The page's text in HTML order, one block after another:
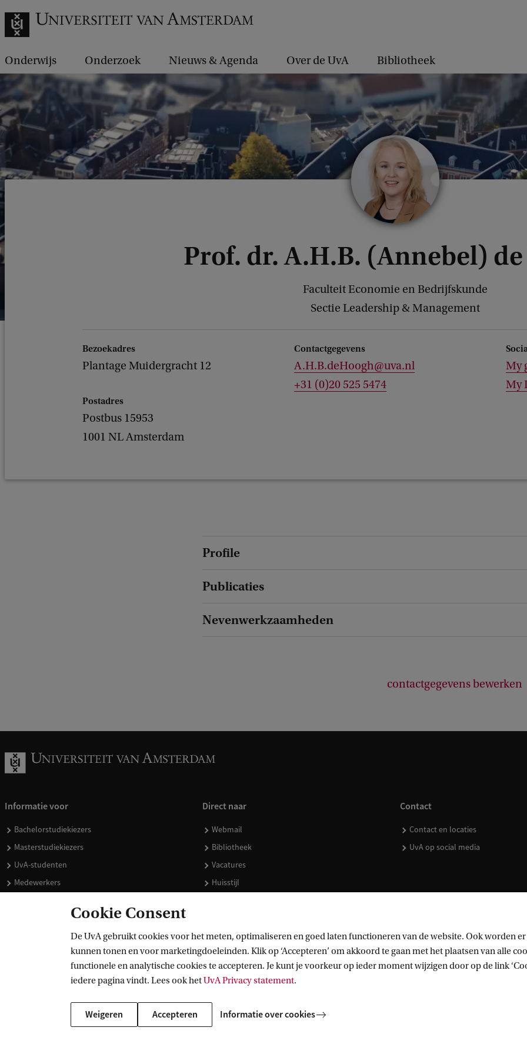
Onderwijs Onderzoek Nieuws & Agenda Over de UvA Bibliotheek
Prof. dr. A.H.B. (Annebel)
Faculteit Economie en Bedrijfskunde
Sectie Leadership & Management
Bezoekadres
Plantage Muidergracht 12
Postadres
Postbus 15953
1001 NL Amsterdam
Contactgegevens
A.H.B.deHoogh@uva.nl
+31 (0)20 525 5474
My
My
Profile
Publicaties
Nevenwerkzaamheden
contactgegevens bewerken
Informatie voor
Bachelorstudiekiezers
Masterstudiekiezers
UvA-studenten
Medewerkers
Schooldecanen en vakdocenten
Direct naar
Webmail
Bibliotheek
Vacatures
Huisstijl
Contact
Contact en locaties
UvA op social media
Cookie Consent
De UvA gebruikt cookies voor het meten, optimaliseren en goed laten functioneren van de website. Ook worden
kunnen tonen en voor marketingdoeleinden. Klik op ‘Accepteren’ om akkoord te gaan met het plaatsen van alle
functionele en analytische cookies te accepteren. Je kunt je voorkeur op ieder moment wijzigen door op de link
iedere pagina vindt. Lees ook hetUvA Privacy statement.
Weigeren Accepteren Informatie over cookies